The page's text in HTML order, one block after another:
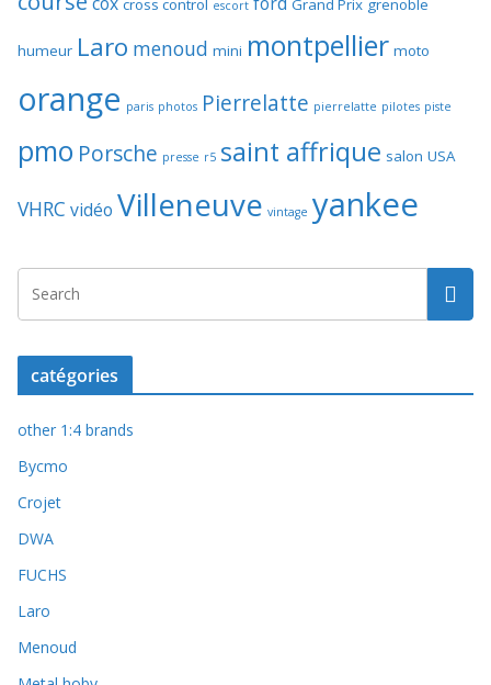
cross control escort Grand Prix grenoble
humeur Laro menoud mini montpellier moto
orange paris photos Pierrelatte pierrelatte pilotes piste
pmo Porsche presse r5 saint affrique salon USA
VHRC vidéo Villeneuve vintage yankee
catégories
other 1:4 brands
Bycmo
Crojet
DWA
FUCHS
Laro
Menoud